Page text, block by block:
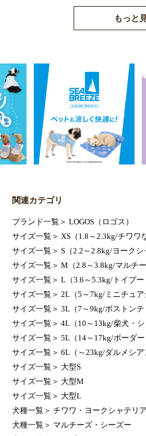
もっと
関連カテゴリ
ブランド一覧 ＞ LOGOS（ロゴス）
サイズ一覧 ＞ XS（1.8～2.3kg/チワワ
サイズ一覧 ＞ S（2.2～2.8kg/ヨークシ
サイズ一覧 ＞ M（2.8～3.8kg/マルチー
サイズ一覧 ＞ L（3.6～5.3kg/トイプー
サイズ一覧 ＞ 2L（5～7kg/ミニチュア
サイズ一覧 ＞ 3L（7～9kg/ボストンテ
サイズ一覧 ＞ 4L（10～13kg/柴犬・シ
サイズ一覧 ＞ 5L（14～17kg/ボーダー
サイズ一覧 ＞ 6L（～23kg/ダルメシア
サイズ一覧 ＞ 大型S
サイズ一覧 ＞ 大型M
サイズ一覧 ＞ 大型L
犬種一覧 ＞ チワワ・ヨークシャテリア
犬種一覧 ＞ マルチーズ・シーズー